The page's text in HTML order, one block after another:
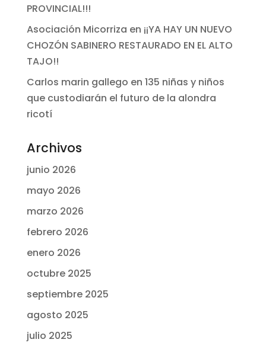
PROVINCIAL!!!
Asociación Micorriza en ¡¡YA HAY UN NUEVO
CHOZÓN SABINERO RESTAURADO EN EL ALTO
TAJO!!
Carlos marin gallego en 135 niñas y niños
que custodiarán el futuro de la alondra
ricotí
Archivos
junio 2026
mayo 2026
marzo 2026
febrero 2026
enero 2026
octubre 2025
septiembre 2025
agosto 2025
julio 2025